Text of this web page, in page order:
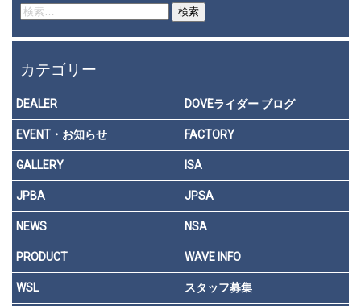
検
索:
カテゴリー
DEALER DOVEライダー ブログ
EVENT・お知らせ FACTORY
GALLERY ISA
JPBA JPSA
NEWS NSA
PRODUCT WAVE INFO
WSL スタッフ募集